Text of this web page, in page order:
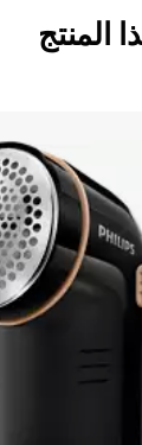
المنتج